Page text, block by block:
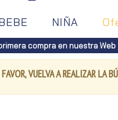
NIÑA
compra en nuestra Web
VUELVA A REALIZAR LA